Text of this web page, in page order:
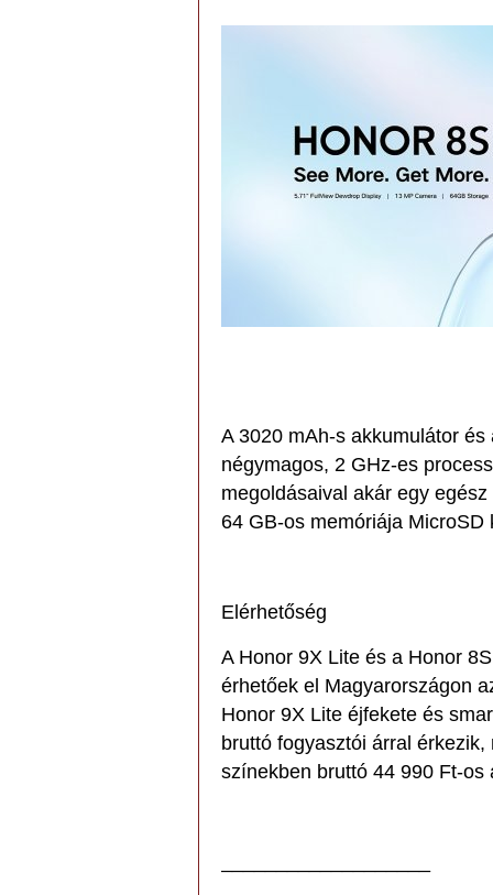
A 3020 mAh-s akkumulátor
négymagos, 2 GHz-es
megoldásaival akár egy
64 GB-os memóriája
Elérhetőség
A Honor 9X Lite és a Honor
érhetőek el Magyarországon
Honor 9X Lite éjfekete és
bruttó fogyasztói árral
színekben bruttó 44 990 Ft-os